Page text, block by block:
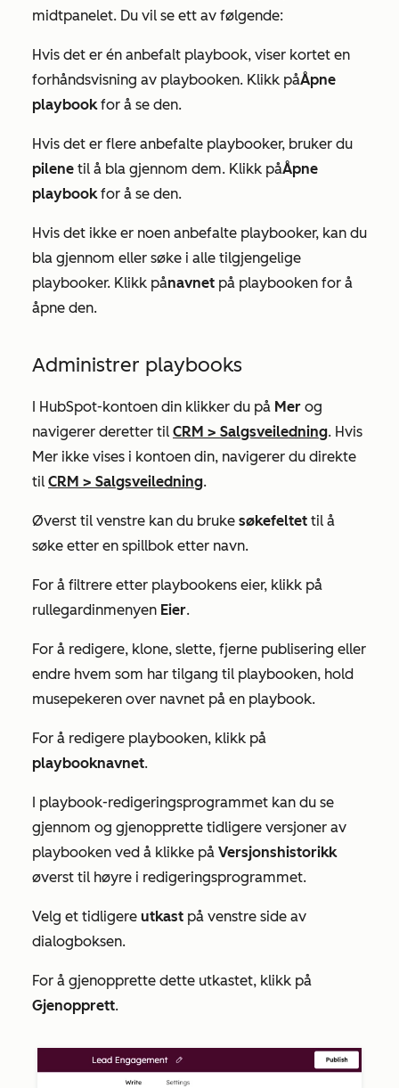
midtpanelet. Du vil se ett av følgende:
Hvis det er én anbefalt playbook, viser kortet en
forhåndsvisning av playbooken. Klikk påÅpne
playbookfor å se den.
Hvis det er flere anbefalte playbooker, bruker du
pilene til å bla gjennom dem. Klikk påÅpne
playbookfor å se den.
Hvis det ikke er noen anbefalte playbooker, kan du
bla gjennom eller søke i alle tilgjengelige
playbooker. Klikk pånavnet på playbooken for å
åpne den.
Administrer playbooks
I HubSpot-kontoen din klikker du på Mer og
navigerer deretter til CRM > Salgsveiledning. Hvis
Mer ikke vises i kontoen din, navigerer du direkte
til CRM > Salgsveiledning.
Øverst til venstre kan du bruke søkefeltet til å
søke etter en spillbok etter navn.
For å filtrere etter playbookens eier, klikk på
rullegardinmenyen Eier.
For å redigere, klone, slette, fjerne publisering eller
endre hvem som har tilgang til playbooken, hold
musepekeren over navnet på en playbook.
For å redigere playbooken, klikk på
playbooknavnet.
I playbook-redigeringsprogrammet kan du se
gjennom og gjenopprette tidligere versjoner av
playbooken ved å klikke på Versjonshistorikk
øverst til høyre i redigeringsprogrammet.
Velg et tidligere utkast på venstre side av
dialogboksen.
For å gjenopprette dette utkastet, klikk på
Gjenopprett.